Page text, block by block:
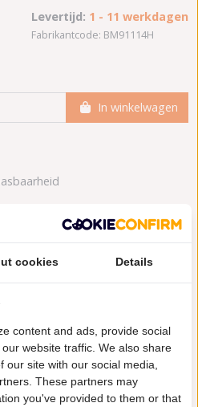
Levertijd: 1 - 11 werkdagen
Fabrikantcode: BM91114H
In winkelwagen
cookies Details
content and ads, provide social
website traffic. We also share
site with our social media,
These partners may
you've provided to them or that